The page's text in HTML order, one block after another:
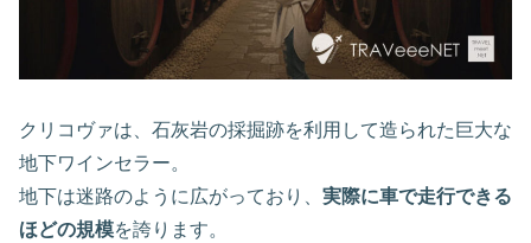
クリコヴァは、石灰岩の採掘跡を利用して造られた巨大な
地下ワインセラー。
地下は迷路のように広がっており、 実際に車で走行できる
ほどの規模を誇ります。